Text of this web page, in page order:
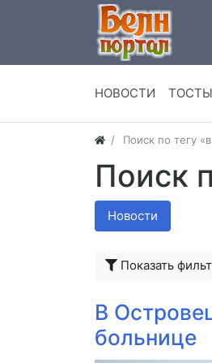
НОВОСТИ ТОСТЫ
Поиск по тегу
Поиск
Новости
Показать
В
больнице